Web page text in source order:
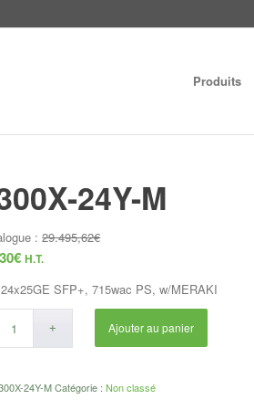
Produits
24Y-M
:29.495,62€
€ H.T.
SFP+, 715wac PS, w/MERAKI
Ajouter au panier
24Y-M Catégorie :Non classé